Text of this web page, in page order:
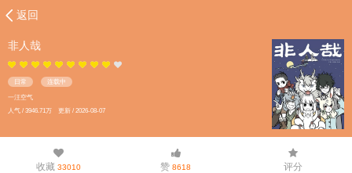
返回
非人哉
日常 连载中
一汪空气
人气 / 3946.71万 更新 / 2026-08-07
收藏 33010 赞 8618 评分